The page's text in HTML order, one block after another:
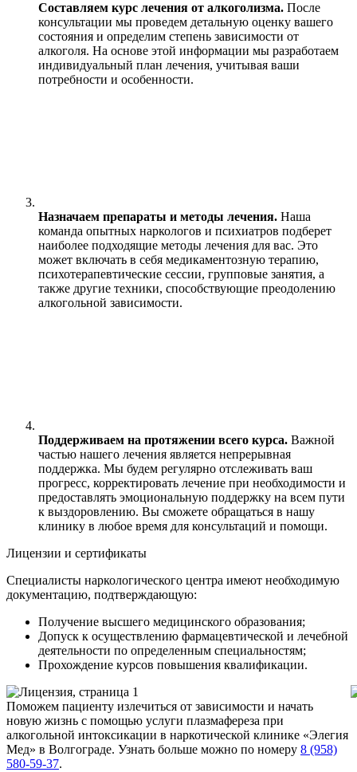
Составляем курс лечения от алкоголизма. После
консультации мы проведем детальную оценку вашего
состояния и определим степень зависимости от
алкоголя. На основе этой информации мы разработаем
индивидуальный план лечения, учитывая ваши
потребности и особенности.
Назначаем препараты и методы лечения. Наша
команда опытных наркологов и психиатров подберет
наиболее подходящие методы лечения для вас. Это
может включать в себя медикаментозную терапию,
психотерапевтические сессии, групповые занятия, а
также другие техники, способствующие преодолению
алкогольной зависимости.
Поддерживаем на протяжении всего курса. Важной
частью нашего лечения является непрерывная
поддержка. Мы будем регулярно отслеживать ваш
прогресс, корректировать лечение при необходимости и
предоставлять эмоциональную поддержку на всем пути
к выздоровлению. Вы сможете обращаться в нашу
клинику в любое время для консультаций и помощи.
Лицензии и сертификаты
Специалисты наркологического центра имеют необходимую
документацию, подтверждающую:
Получение высшего медицинского образования;
Допуск к осуществлению фармацевтической и лечебной
деятельности по определенным специальностям;
Прохождение курсов повышения квалификации.
Поможем пациенту излечиться от зависимости и начать
новую жизнь с помощью услуги плазмафереза при
алкогольной интоксикации в наркотической клинике «Элегия
Мед» в Волгограде. Узнать больше можно по номеру 8 (958)
580-59-37.